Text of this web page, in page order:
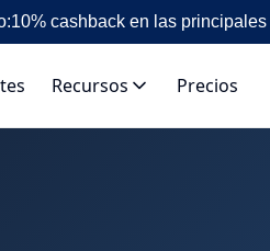
10% cashback en las
Recursos Precios